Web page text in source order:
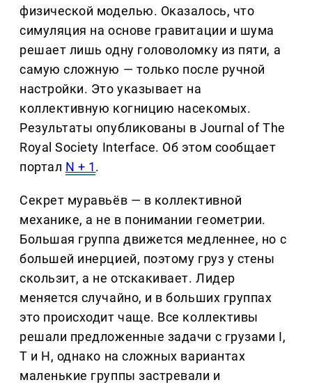
физической моделью. Оказалось, что
симуляция на основе гравитации и шума
решает лишь одну головоломку из пяти, а
самую сложную — только после ручной
настройки. Это указывает на
коллективную когницию насекомых.
Результаты опубликованы в Journal of The
Royal Society Interface. Об этом сообщает
портал N + 1.
Секрет муравьёв — в коллективной
механике, а не в понимании геометрии.
Большая группа движется медленнее, но с
большей инерцией, поэтому груз у стены
скользит, а не отскакивает. Лидер
меняется случайно, и в больших группах
это происходит чаще. Все коллективы
решали предложенные задачи с грузами I,
T и H, однако на сложных вариантах
маленькие группы застревали и